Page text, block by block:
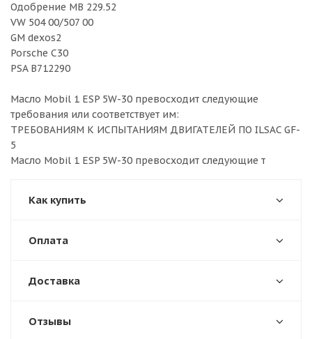
Одобрение MB 229.52
VW 504 00/507 00
GM dexos2
Porsche C30
PSA B712290
Масло Mobil 1 ESP 5W-30 превосходит следующие
требования или соответствует им:
ТРЕБОВАНИЯМ К ИСПЫТАНИЯМ ДВИГАТЕЛЕЙ ПО ILSAC GF-
5
Масло Mobil 1 ESP 5W-30 превосходит следующие т
Как купить
Оплата
Доставка
Отзывы